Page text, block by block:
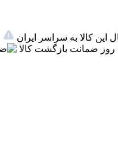
این کالا به سراسر ایران
ضمانت بازگشت کالا